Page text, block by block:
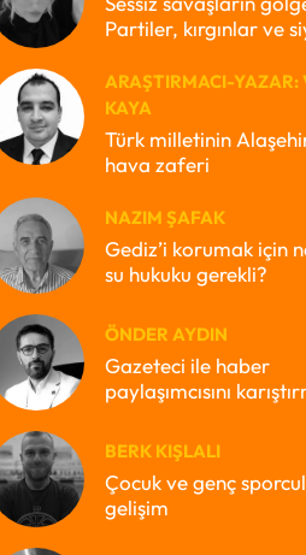
Partiler, kırgınlar ve
ARAŞTIRMACI-YAZAR:
KAYA
Türk milletinin
hava zaferi
NAZIM ŞAFAK
Gediz’i korumak için
su hukuku gerekli?
ÖNDER AYDIN
Gazeteci ile haber
paylaşımcısını
BERK KIŞLALI
Çocuk ve genç
gelişim